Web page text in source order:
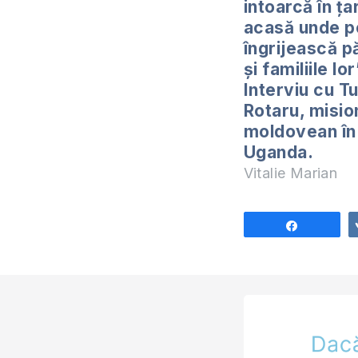
intoarcă în
acasă unde
îngrijească
și familiile
Interviu cu
Rotaru,
moldovean în
Uganda.
Vitalie Marian